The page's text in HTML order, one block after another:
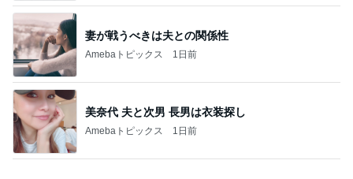
妻が戦うべきは夫との関係性
Amebaトピックス 1日前
美奈代 夫と次男 長男は衣装探し
Amebaトピックス 1日前